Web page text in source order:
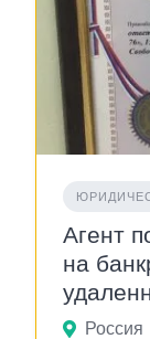
Агент
на
Россия